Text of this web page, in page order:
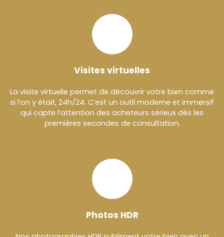
Visites virtuelles
La visite virtuelle permet de découvrir votre bien comme
si l’on y était, 24h/24. C’est un outil moderne et immersif
qui capte l’attention des acheteurs sérieux dès les
premières secondes de consultation.
Photos HDR